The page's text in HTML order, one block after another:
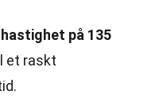
på 135
et raskt